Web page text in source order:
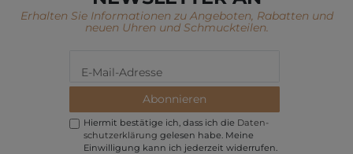
Erhalten Sie Informationen zu Angeboten, Rabatten und
neuen Uhren und Schmuckteilen.
Abonnieren
Hiermit bestätige ich, dass ich die Daten­
schutz­erklärung gelesen habe. Meine
Einwilligung kann ich jederzeit widerrufen.